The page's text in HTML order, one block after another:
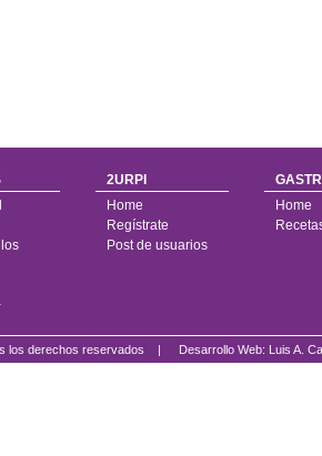
2URPI
Home
Regístrate
Post de usuarios
Home
los derechos reservados | Desarrollo Web: Luis